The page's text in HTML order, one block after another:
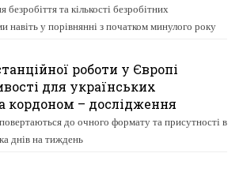
та кількості безробітних
навіть у порівнянні з початком минулого року
роботи у Європі
для українських
кордоном – дослідження
до очного формату та присутності в
днів на тиждень